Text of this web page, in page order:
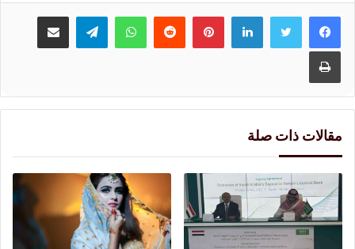
لينكدإنبينتيريست واتسابتيلقرام مشاركة عبر البريد
طباعة
مقالات ذات صلة